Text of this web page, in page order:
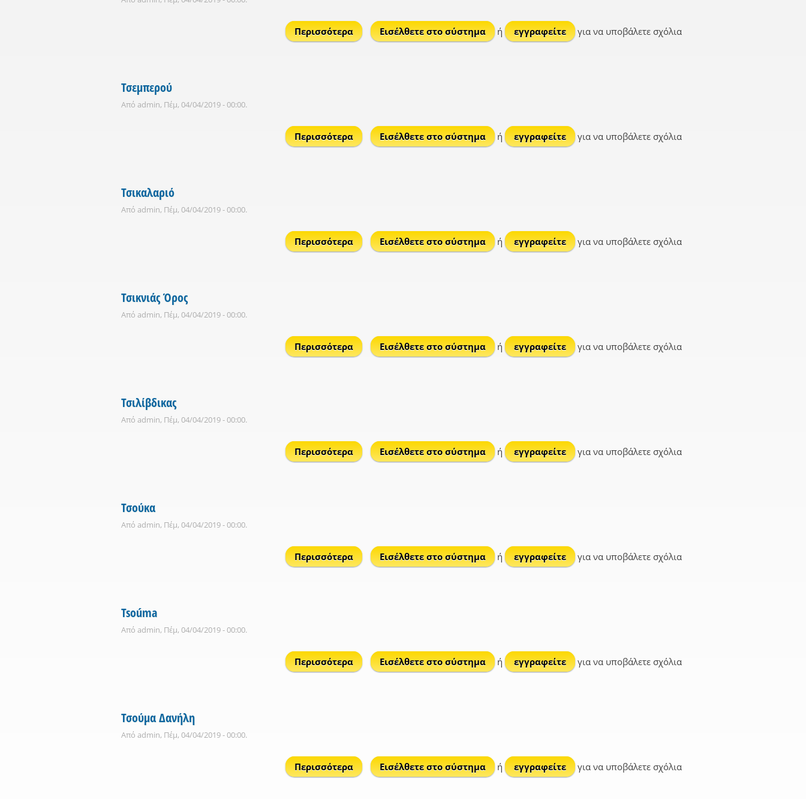
Περισσότεραγια Tsarnarítsa
Εισέλθετε στο σύστημα ή εγγραφείτε για να υποβάλετε σχόλια
Τσεμπερού
Από admin, Πέμ, 04/04/2019 - 00:00.
Περισσότεραγια Τσεμπερού
Εισέλθετε στο σύστημα ή εγγραφείτε για να υποβάλετε σχόλια
Τσικαλαριό
Από admin, Πέμ, 04/04/2019 - 00:00.
Περισσότεραγια Τσικαλαριό
Εισέλθετε στο σύστημα ή εγγραφείτε για να υποβάλετε σχόλια
Τσικνιάς Όρος
Από admin, Πέμ, 04/04/2019 - 00:00.
Περισσότεραγια Τσικνιάς Όρος
Εισέλθετε στο σύστημα ή εγγραφείτε για να υποβάλετε σχόλια
Τσιλίβδικας
Από admin, Πέμ, 04/04/2019 - 00:00.
Περισσότεραγια Τσιλίβδικας
Εισέλθετε στο σύστημα ή εγγραφείτε για να υποβάλετε σχόλια
Τσούκα
Από admin, Πέμ, 04/04/2019 - 00:00.
Περισσότεραγια ΤσούκαΕισέλθετε στο σύστημα ή εγγραφείτε για να υποβάλετε σχόλια
Tsoúma
Από admin, Πέμ, 04/04/2019 - 00:00.
Περισσότεραγια TsoúmaΕισέλθετε στο σύστημα ή εγγραφείτε για να υποβάλετε σχόλια
Τσούμα Δανήλη
Από admin, Πέμ, 04/04/2019 - 00:00.
Περισσότεραγια Τσούμα Δανήλη
Εισέλθετε στο σύστημα ή εγγραφείτε για να υποβάλετε σχόλια